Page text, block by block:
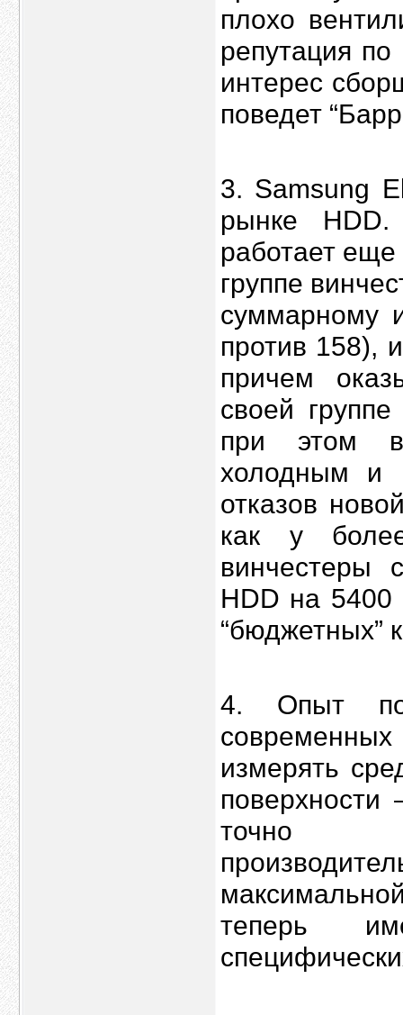
плохо
репутация
интерес
поведет
3. Samsung
рынке
работает
группе
суммарному
против 158),
причем
своей
при этом
холодным и
отказов
как у
винчестеры
HDD на
“бюджетных”
4. Опыт
измерять
поверхности
точно
теперь